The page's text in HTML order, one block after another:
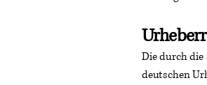
Die durch die
deutschen